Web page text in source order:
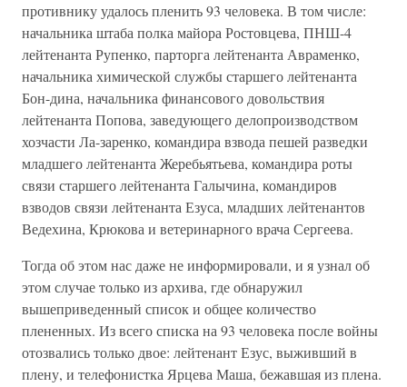
противнику удалось пленить 93 человека. В том числе:
начальника штаба полка майора Ростовцева, ПНШ-4
лейтенанта Рупенко, парторга лейтенанта Авраменко,
начальника химической службы старшего лейтенанта
Бон-дина, начальника финансового довольствия
лейтенанта Попова, заведующего делопроизводством
хозчасти Ла-заренко, командира взвода пешей разведки
младшего лейтенанта Жеребьятьева, командира роты
связи старшего лейтенанта Галычина, командиров
взводов связи лейтенанта Езуса, младших лейтенантов
Ведехина, Крюкова и ветеринарного врача Сергеева.
Тогда об этом нас даже не информировали, и я узнал об
этом случае только из архива, где обнаружил
вышеприведенный список и общее количество
плененных. Из всего списка на 93 человека после войны
отозвались только двое: лейтенант Езус, выживший в
плену, и телефонистка Ярцева Маша, бежавшая из плена.